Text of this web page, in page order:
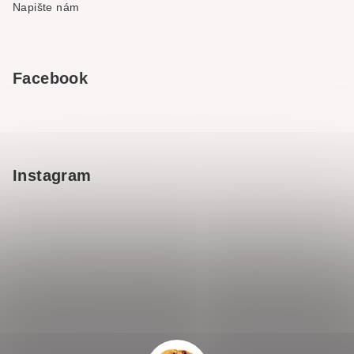
Napište nám
Facebook
Instagram